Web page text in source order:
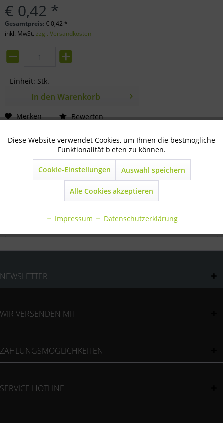
€ 0,42 *
Gesamtpreis:€0,42 *
inkl. MwSt. zzgl. Versandkosten
Einheit: Stk.
In den Warenkorb
Merken Bewerten
Artikel-Nr.: 33-66-0194
zu Nippeltränkerohr 4kantig 2 Stk.pro Kupplung
mehr
NEWSLETTER
WIR VERSENDEN MIT
ZAHLUNGSMÖGLICHKEITEN
SERVICE HOTLINE
Technisch notwendig Aktiv
Marketing Inaktiv
Inaktiv
Sonstige
Diese Website verwendet Cookies, um Ihnen die bestmögliche
Funktionalität bieten zu können.
Cookie-Einstellungen Auswahl speichern
Alle Cookies akzeptieren
Impressum Datenschutzerklärung